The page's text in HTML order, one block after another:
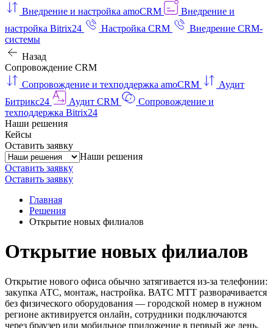
Внедрение и настройка amoCRM
Внедрение и
настройка Bitrix24
Настройка CRM
Внедрение CRM-
системы
Назад
Сопровождение CRM
Сопровождение и техподдержка amoCRM
Аудит
Битрикс24
Аудит CRM
Сопровождение и
техподдержка Bitrix24
Наши решения
Кейсы
Оставить заявку
Наши решения
Оставить заявку
Оставить заявку
Главная
Решения
Открытие новых филиалов
Открытие новых филиалов
Открытие нового офиса обычно затягивается из-за телефонии:
закупка АТС, монтаж, настройка. ВАТС МТТ разворачивается
без физического оборудования — городской номер в нужном
регионе активируется онлайн, сотрудники подключаются
через браузер или мобильное приложение в первый же день.